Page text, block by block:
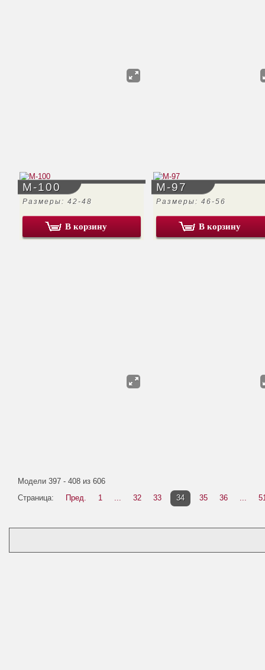
М-100
Размеры: 42-48
В корзину
М-97
Размеры: 46-56
В корзину
Модели 397 - 408 из 606
Страница:
Пред. 1 ... 32 33 34 35 36 ...